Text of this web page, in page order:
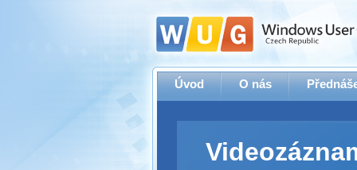
Úvod O nás